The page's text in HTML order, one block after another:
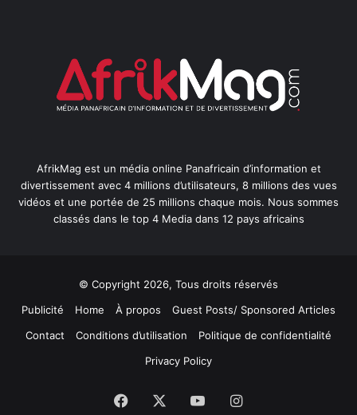
AfrikMag est un média online Panafricain d’information et
divertissement avec 4 millions d’utilisateurs, 8 millions des vues
vidéos et une portée de 25 millions chaque mois. Nous sommes
classés dans le top 4 Media dans 12 pays africains
© Copyright 2026, Tous droits réservés
Publicité
Home À propos
Guest Posts/ Sponsored Articles
Contact
Conditions d’utilisation
Politique de confidentialité
Privacy Policy
Facebook YouTubeInstagram